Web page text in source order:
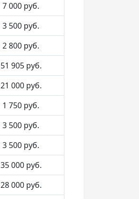
7 000 руб.
3 500 руб.
2 800 руб.
51 905 руб.
21 000 руб.
1 750 руб.
3 500 руб.
3 500 руб.
35 000 руб.
28 000 руб.